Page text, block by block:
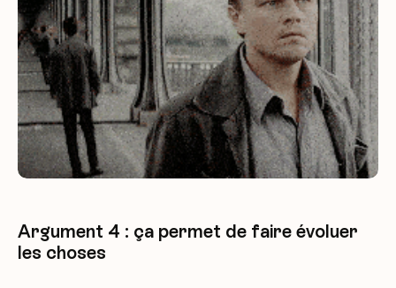
Argument 4 : ça permet de faire évoluer
les choses